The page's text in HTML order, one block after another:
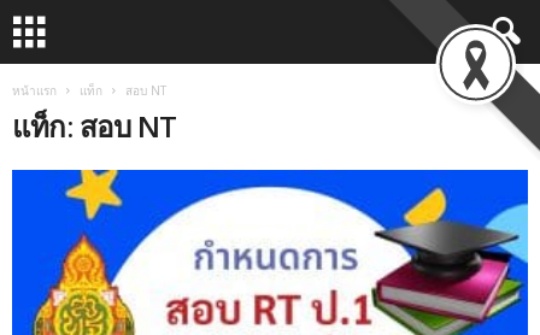
หน้าแรก แท็ก สอบ NT
แท็ก: สอบ NT